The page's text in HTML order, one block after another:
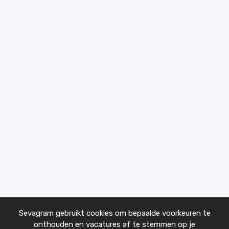
Sevagram gebruikt cookies om bepaalde voorkeuren te
onthouden en vacatures af te stemmen op je